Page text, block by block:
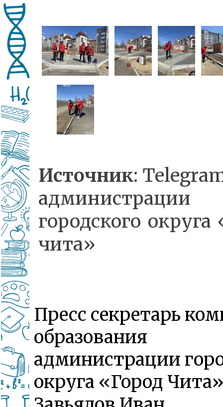
Источник:
администрации
городского округа
чита»
Пресс секретарь
образования
администрации
округа «Город